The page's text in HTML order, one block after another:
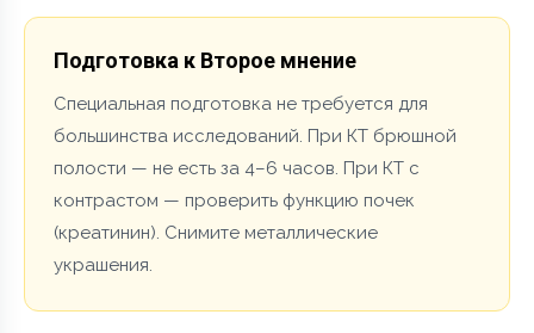
Подготовка к Второе мнение
Специальная подготовка не требуется для
большинства исследований. При КТ брюшной
полости — не есть за 4–6 часов. При КТ с
контрастом — проверить функцию почек
(креатинин). Снимите металлические
украшения.